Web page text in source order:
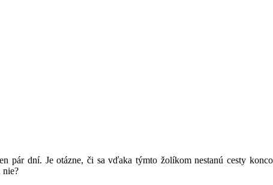
pár dní. Je otázne, či sa vďaka týmto žolíkom nestanú cesty
nie?